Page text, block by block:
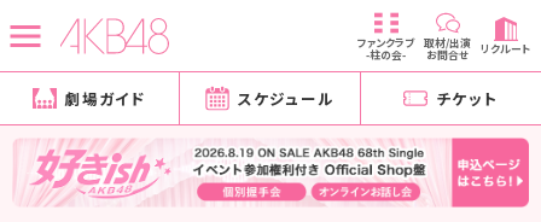
ファンクラブ
-柱の会-
取材/出演
お問合せ リクルート
劇場ガイド スケジュール チケット